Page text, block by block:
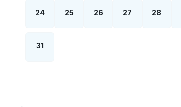
24 25 26 27 28
31